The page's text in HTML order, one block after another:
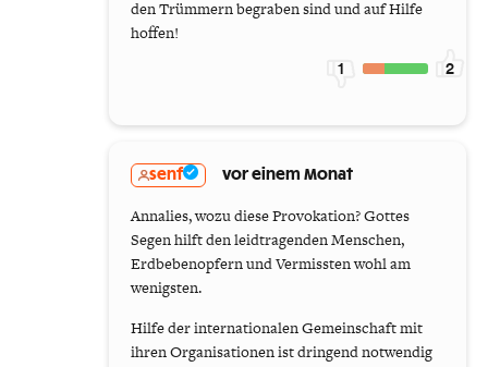
den Trümmern begraben sind und auf Hilfe
hoffen!
1 2
senf vor einem Monat
Annalies, wozu diese Provokation? Gottes
Segen hilft den leidtragenden Menschen,
Erdbebenopfern und Vermissten wohl am
wenigsten.
Hilfe der internationalen Gemeinschaft mit
ihren Organisationen ist dringend notwendig